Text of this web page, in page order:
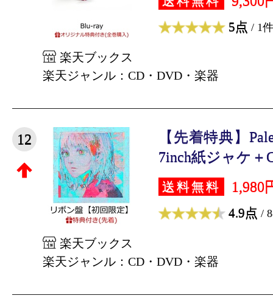
5点 / 1件
楽天ブックス
楽天ジャンル：CD・DVD・楽器
12
【先着特典】
7inch紙ジャケ＋
送料無料 1,980
4.9点 /
楽天ブックス
楽天ジャンル：CD・DVD・楽器